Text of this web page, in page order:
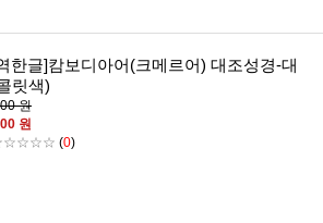
한글]캄보디아어(크메르어) 대조성경-대
릿색)
원
원
(0)